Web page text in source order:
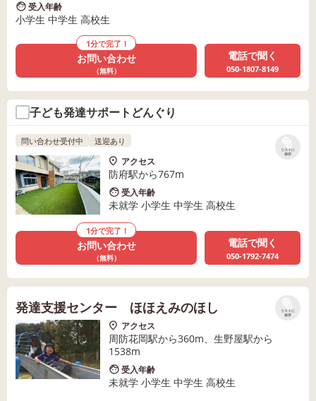
受入年齢
小学生 中学生 高校生
1分で完了！
お問い合わせ
（無料）
電話で聞く
050-1807-8149
子ども発達サポートどんぐり
リストに
保存
問い合わせ受付中 送迎あり
アクセス
防府駅から767m
受入年齢
未就学 小学生 中学生 高校生
1分で完了！
お問い合わせ
（無料）
電話で聞く
050-1792-7474
リストに
保存
発達支援センター ほほえみのほし
アクセス
周防花岡駅から360m、生野屋駅から
1538m
受入年齢
未就学 小学生 中学生 高校生